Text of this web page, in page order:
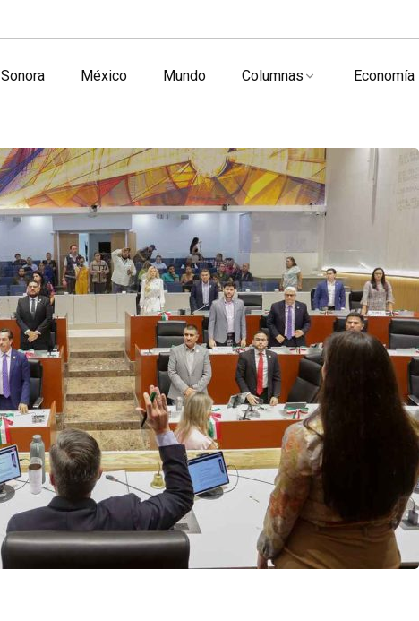
Sonora México Mundo Columnas Economía